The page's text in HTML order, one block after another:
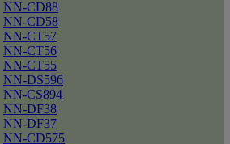
NN-CD88
NN-CD58
NN-CT57
NN-CT56
NN-CT55
NN-DS596
NN-CS894
NN-DF38
NN-DF37
NN-CD575